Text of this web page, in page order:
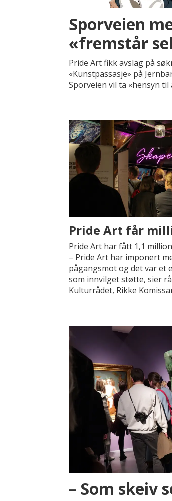
Sporveien
«fremstår
Pride Art fikk avslag på
«Kunstpassasje» på
Sporveien vil ta «hensyn
Pride Art får
Pride Art har fått 1,1
– Pride Art har imponert
pågangsmot og det var et
som innvilget støtte, sier
Kulturrådet, Rikke
– Som skeiv